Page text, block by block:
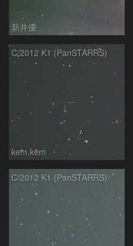
新井優
C/2012 K1 (PanSTARRS)
kem.kem
C/2012 K1 (PanSTARRS)